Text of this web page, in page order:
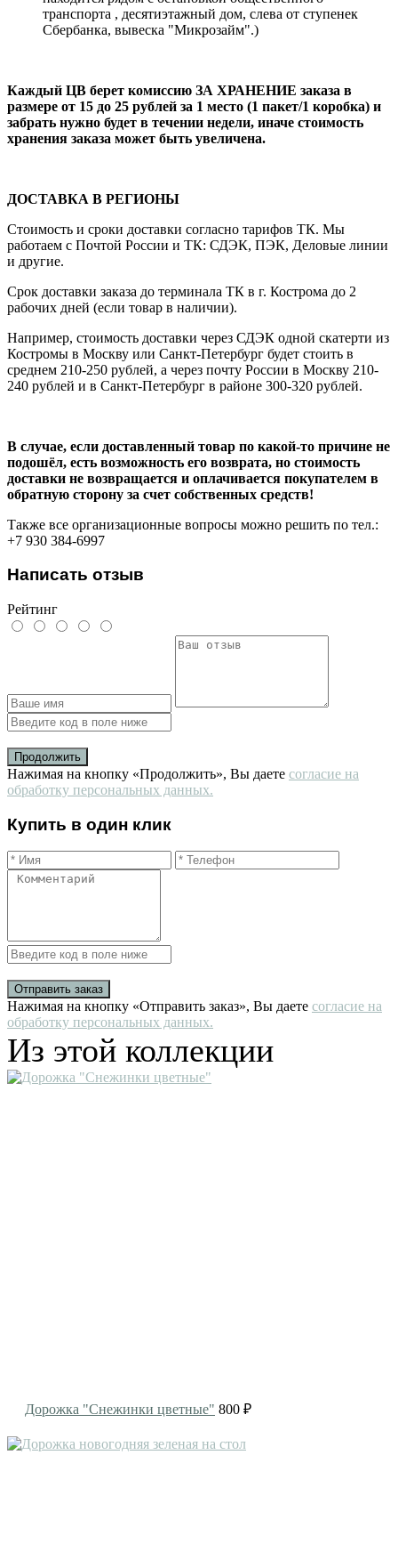
транспорта , десятиэтажный дом, слева от ступенек
Сбербанка, вывеска "Микрозайм".)
Каждый ЦВ берет комиссию ЗА ХРАНЕНИЕ заказа в
размере от 15 до 25 рублей за 1 место (1 пакет/1 коробка) и
забрать нужно будет в течении недели, иначе стоимость
хранения заказа может быть увеличена.
ДОСТАВКА В РЕГИОНЫ
Стоимость и сроки доставки согласно тарифов ТК. Мы
работаем с Почтой России и ТК: СДЭК, ПЭК, Деловые линии
и другие.
Срок доставки заказа до терминала ТК в г. Кострома до 2
рабочих дней (если товар в наличии).
Например, стоимость доставки через СДЭК одной скатерти из
Костромы в Москву или Санкт-Петербург будет стоить в
среднем 210-250 рублей, а через почту России в Москву 210-
240 рублей и в Санкт-Петербург в районе 300-320 рублей.
В случае, если доставленный товар по какой-то причине не
подошёл, есть возможность его возврата, но стоимость
доставки не возвращается и оплачивается покупателем в
обратную сторону за счет собственных средств!
Также все организационные вопросы можно решить по тел.:
+7 930 384-6997
Написать отзыв
Рейтинг
Продолжить
Нажимая на кнопку «Продолжить», Вы даете согласие на
обработку персональных данных.
Купить в один клик
Отправить заказ
Нажимая на кнопку «Отправить заказ», Вы даете согласие на
обработку персональных данных.
Из этой коллекции
Дорожка "Снежинки цветные" 800 ₽